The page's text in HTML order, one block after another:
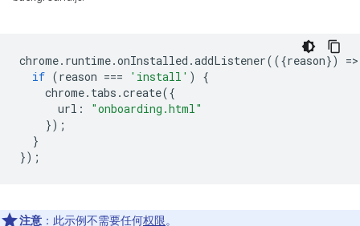
chrome. runtime.onInstalled .addListener(({reason}) =>
if (reason === 'install' )
{
chrome. tabs .create({
url :
"onboarding.html"
});
}
});
注意 ：此示例不需要任何权限。